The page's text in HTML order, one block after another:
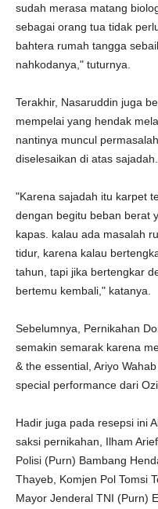
sudah merasa matang
sebagai orang tua tidak
bahtera rumah tangga
nahkodanya," tuturnya.
Terakhir, Nasaruddin juga
mempelai yang hendak
nantinya muncul
diselesaikan di atas sajadah.
"Karena sajadah itu karpet
dengan begitu beban berat
kapas. kalau ada masalah
tidur, karena kalau
tahun, tapi jika bertengkar
bertemu kembali," katanya.
Sebelumnya, Pernikahan
semakin semarak karena
& the essential, Ariyo
special performance dari
Hadir juga pada resepsi ini
saksi pernikahan, Ilham
Polisi (Purn) Bambang
Thayeb, Komjen Pol Tomsi
Mayor Jenderal TNI (Purn)